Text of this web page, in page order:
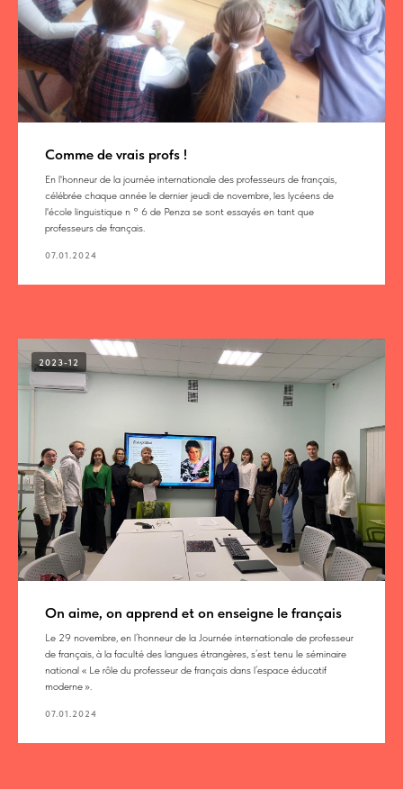
Comme de vrais profs !
En l'honneur de la journée internationale des professeurs de français,
célébrée chaque année le dernier jeudi de novembre, les lycéens de
l'école linguistique n ° 6 de Penza se sont essayés en tant que
professeurs de français.
07.01.2024
2023-12
On aime, on apprend et on enseigne le français
Le 29 novembre, en l’honneur de la Journée internationale de professeur
de français, à la faculté des langues étrangères, s’est tenu le séminaire
national « Le rôle du professeur de français dans l’espace éducatif
moderne ».
07.01.2024